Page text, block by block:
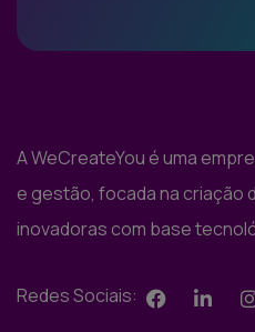
A WeCreateYou é uma
e gestão, focada na criação
inovadoras com base
Redes Sociais: